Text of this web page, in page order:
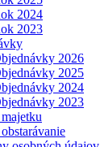
2024
2023
2026
2025
2024
2023